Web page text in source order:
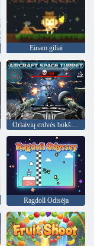
Einam giliai
Orlaivių erdvės bokštelis
Ragdoll Odisėja